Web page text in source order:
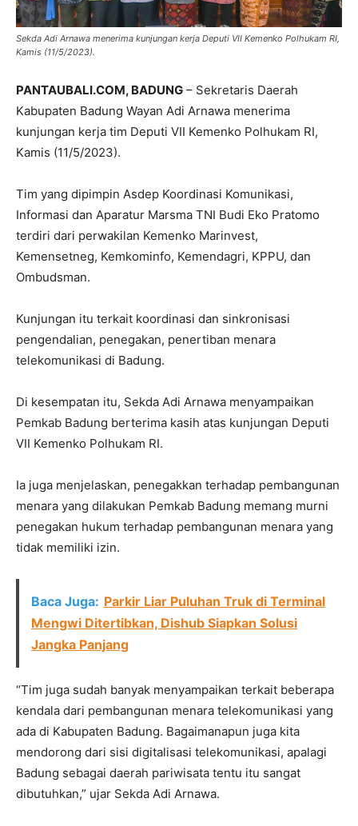
Sekda Adi Arnawa menerima kunjungan kerja Deputi VII Kemenko Polhukam RI,
Kamis (11/5/2023).
PANTAUBALI.COM, BADUNG – Sekretaris Daerah
Kabupaten Badung Wayan Adi Arnawa menerima
kunjungan kerja tim Deputi VII Kemenko Polhukam RI,
Kamis (11/5/2023).
Tim yang dipimpin Asdep Koordinasi Komunikasi,
Informasi dan Aparatur Marsma TNI Budi Eko Pratomo
terdiri dari perwakilan Kemenko Marinvest,
Kemensetneg, Kemkominfo, Kemendagri, KPPU, dan
Ombudsman.
Kunjungan itu terkait koordinasi dan sinkronisasi
pengendalian, penegakan, penertiban menara
telekomunikasi di Badung.
Di kesempatan itu, Sekda Adi Arnawa menyampaikan
Pemkab Badung berterima kasih atas kunjungan Deputi
VII Kemenko Polhukam RI.
Ia juga menjelaskan, penegakkan terhadap pembangunan
menara yang dilakukan Pemkab Badung memang murni
penegakan hukum terhadap pembangunan menara yang
tidak memiliki izin.
Baca Juga: Parkir Liar Puluhan Truk di Terminal
Mengwi Ditertibkan, Dishub Siapkan Solusi
Jangka Panjang
“Tim juga sudah banyak menyampaikan terkait beberapa
kendala dari pembangunan menara telekomunikasi yang
ada di Kabupaten Badung. Bagaimanapun juga kita
mendorong dari sisi digitalisasi telekomunikasi, apalagi
Badung sebagai daerah pariwisata tentu itu sangat
dibutuhkan,” ujar Sekda Adi Arnawa.